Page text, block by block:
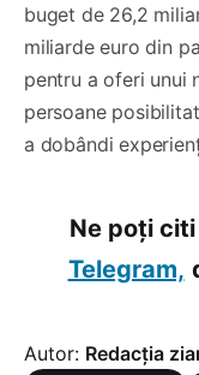
buget de 26,2
miliarde euro din
pentru a oferi unui
persoane
a dobândi
Ne poți
Telegram,
Autor: Redacția